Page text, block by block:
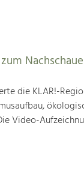
die KLAR!-
Video-